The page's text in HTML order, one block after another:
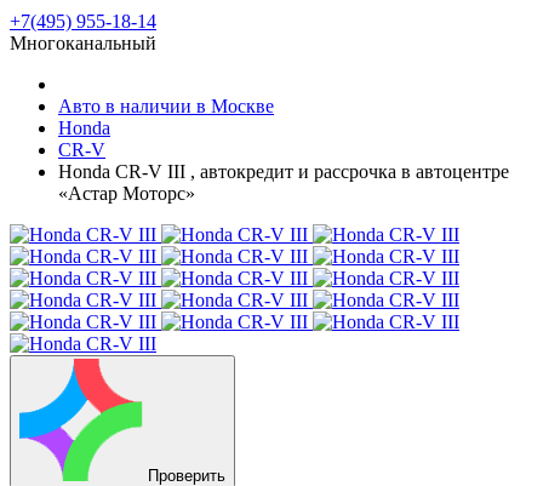
+7(495) 955-18-14
Многоканальный
Авто в наличии в Москве
Honda
CR-V
Honda CR-V III , автокредит и рассрочка в автоцентре
«Астар Моторс»
Проверить